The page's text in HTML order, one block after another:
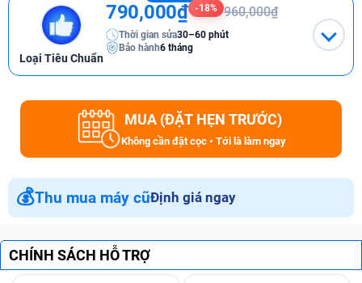
Loại Tiêu Chuẩn
790,000₫ -18% 960,000₫
Thời gian sửa30–60 phút
Bảo hành6 tháng
MUA (ĐẶT HẸN TRƯỚC)
Không cần đặt cọc • Tới là làm ngay
💰Thu mua máy cũĐịnh giá ngay
CHÍNH SÁCH HỖ TRỢ